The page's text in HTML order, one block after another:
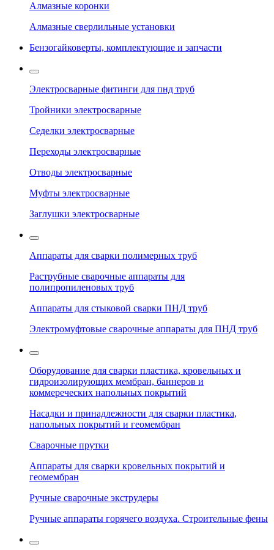
Алмазные коронки
Алмазные сверлильные установки
Бензогайковерты, комплектующие и запчасти
Электросварные фитинги для пнд труб
Тройники электросварные
Седелки электросварные
Переходы электросварные
Отводы электросварные
Муфты электросварные
Заглушки электросварные
Аппараты для сварки полимерных труб
Раструбные сварочные аппараты для
полипропиленовых труб
Аппараты для стыковой сварки ПНД труб
Электромуфтовые сварочные аппараты для ПНД труб
Оборудование для сварки пластика, кровельных и
гидроизолирующих мембран, баннеров и
коммереческих напольных покрытий
Насадки и принадлежности для сварки пластика,
напольных покрытий и геомембран
Сварочные прутки
Аппараты для сварки кровельных покрытий и
геомембран
Ручные сварочные экструдеры
Ручные аппараты горячего воздуха. Строительные фены